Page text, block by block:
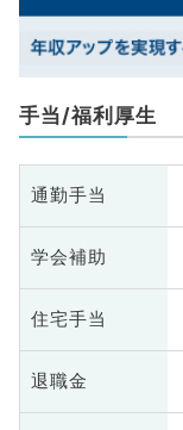
手当/福利厚生
通勤手当
学会補助
住宅手当
退職金